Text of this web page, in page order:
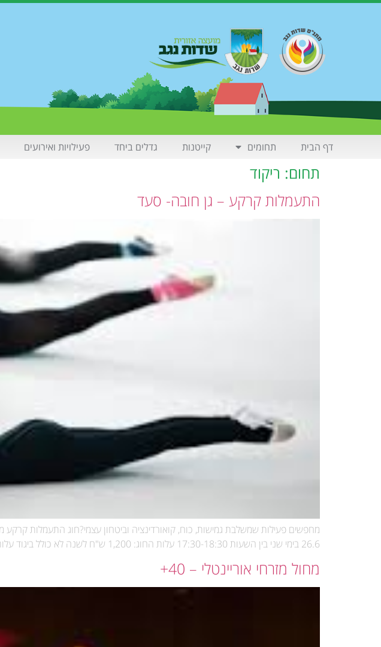
דף הבית תחומים קייטנות גדלים ביחד פעילויות ואירועים
תחום: ריקוד
התעמלות קרקע – גן חובה- סעד
26.6 בימי שני בין השעות 17:30-18:30 עלות החוג: 1,200 ש"ח לשנה לא כולל ביגוד עלות ביגוד: 150 ש"ח
מחול מזרחי אוריינטלי – 40+